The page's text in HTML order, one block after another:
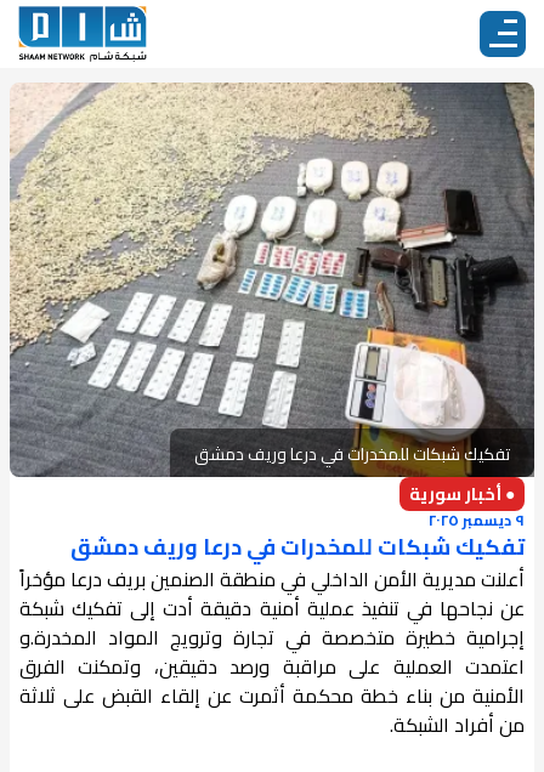
تفكيك شبكات للمخدرات في درعا وريف دمشق
● أخبار سورية
٩ ديسمبر ٢٠٢٥
تفكيك شبكات للمخدرات في درعا وريف دمشق
أعلنت مديرية الأمن الداخلي في منطقة الصنمين بريف درعا مؤخراً
عن نجاحها في تنفيذ عملية أمنية دقيقة أدت إلى تفكيك شبكة
إجرامية خطيرة متخصصة في تجارة وترويج المواد المخدرة.و
اعتمدت العملية على مراقبة ورصد دقيقين، وتمكنت الفرق
الأمنية من بناء خطة محكمة أثمرت عن إلقاء القبض على ثلاثة
من أفراد الشبكة.